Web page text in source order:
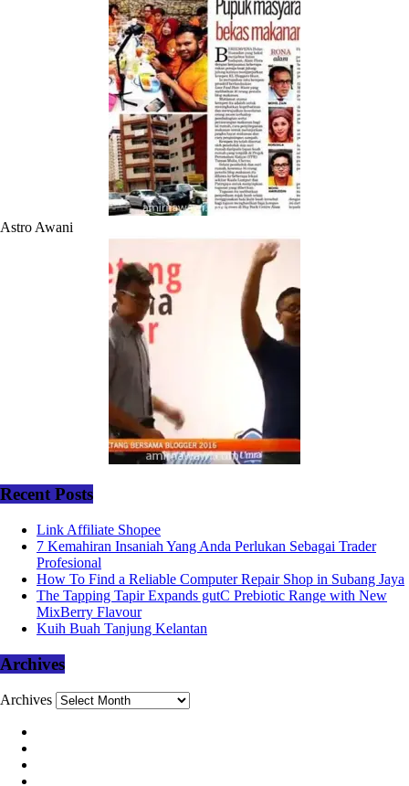
Astro Awani
Recent Posts
Link Affiliate Shopee
7 Kemahiran Insaniah Yang Anda Perlukan Sebagai Trader
Profesional
How To Find a Reliable Computer Repair Shop in Subang Jaya
The Tapping Tapir Expands gutC Prebiotic Range with New
MixBerry Flavour
Kuih Buah Tanjung Kelantan
Archives
Archives